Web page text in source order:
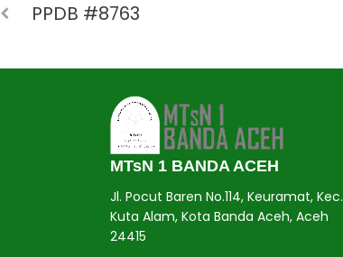
PPDB #8763
MTsN 1 BANDA ACEH
Jl. Pocut Baren No.114, Keuramat, Kec.
Kuta Alam, Kota Banda Aceh, Aceh
24415